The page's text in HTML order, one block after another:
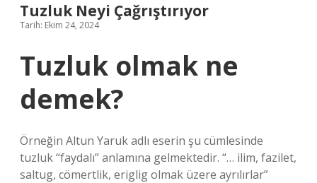
Tuzluk Neyi Çağrıştırıyor
Tarih: Ekim 24, 2024
Tuzluk olmak ne
demek?
Örneğin Altun Yaruk adlı eserin şu cümlesinde
tuzluk “faydalı” anlamına gelmektedir. “… ilim, fazilet,
saltug, cömertlik, eriglig olmak üzere ayrılırlar”